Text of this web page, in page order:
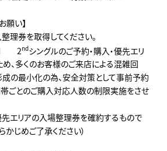
願い】
理券を取得してください。
2ndシングルのご予約・購入・優先エリ
、多くのお客様のご来店による混雑回
成の最小化の為、安全対策として事前予約
ごとのご購入対応人数の制限実施をさせ
先エリアの入場整理券を確約するもので
じめご了承ください）